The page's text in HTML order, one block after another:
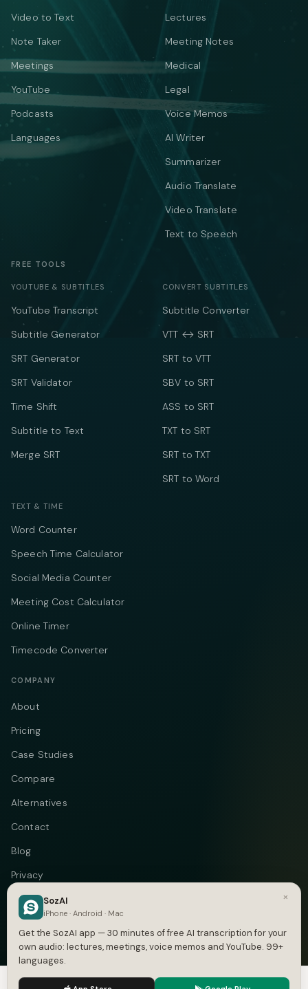
Video to Text
Note Taker
Meetings
YouTube
Podcasts
Languages
Lectures
Meeting Notes
Medical
Legal
Voice Memos
AI Writer
Summarizer
Audio Translate
Video Translate
Text to Speech
FREE TOOLS
YOUTUBE & SUBTITLES
YouTube Transcript
Subtitle Generator
SRT Generator
SRT Validator
Time Shift
Subtitle to Text
Merge SRT
CONVERT SUBTITLES
Subtitle Converter
VTT ↔ SRT
SRT to VTT
SBV to SRT
ASS to SRT
TXT to SRT
SRT to TXT
SRT to Word
TEXT & TIME
Word Counter
Speech Time Calculator
Social Media Counter
Meeting Cost Calculator
Online Timer
Timecode Converter
COMPANY
About
Pricing
Case Studies
Compare
Alternatives
Contact
Blog
Privacy
Terms
DMCA
We use cookies to enhance your experience.
×
SozAI
iPhone · Android · Mac
Get the SozAI app — 30 minutes of free AI transcription for your
own audio: lectures, meetings, voice memos and YouTube. 99+
languages.